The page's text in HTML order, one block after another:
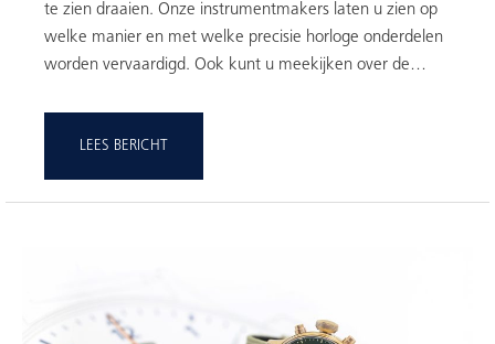
te zien draaien. Onze instrumentmakers laten u zien op
welke manier en met welke precisie horloge onderdelen
worden vervaardigd. Ook kunt u meekijken over de…
LEES BERICHT